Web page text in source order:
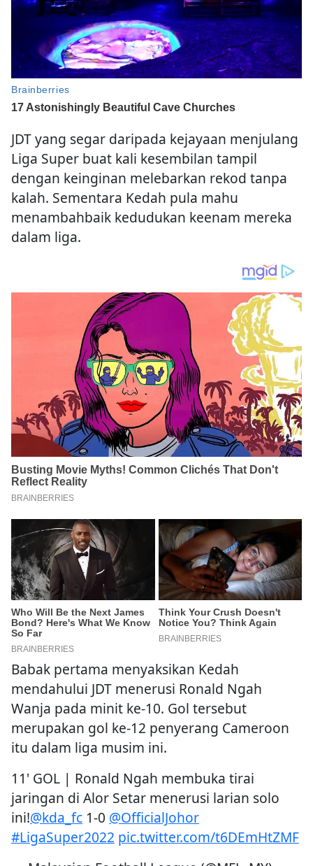
JDT yang segar daripada kejayaan menjulang
Liga Super buat kali kesembilan tampil
dengan keinginan melebarkan rekod tanpa
kalah. Sementara Kedah pula mahu
menambahbaik kedudukan keenam mereka
dalam liga.
Babak pertama menyaksikan Kedah
mendahului JDT menerusi Ronald Ngah
Wanja pada minit ke-10. Gol tersebut
merupakan gol ke-12 penyerang Cameroon
itu dalam liga musim ini.
11' GOL | Ronald Ngah membuka tirai
jaringan di Alor Setar menerusi larian solo
ini!@kda_fc 1-0 @OfficialJohor
#LigaSuper2022 pic.twitter.com/t6DEmHtZMF